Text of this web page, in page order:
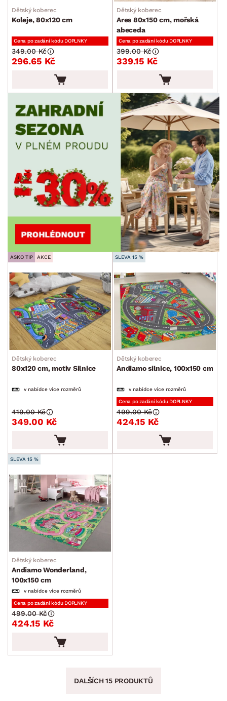
Dětský koberec
Koleje, 80x120 cm
Cena po zadání kódu DOPLNKY
296.65 Kč
349.00 Kč
Dětský koberec
Ares 80x150 cm, mořská
abeceda
Cena po zadání kódu DOPLNKY
339.15 Kč
399.00 Kč
ASKO TIP AKCE
Dětský koberec
80x120 cm, motiv Silnice
v nabídce více rozměrů
349.00 Kč
419.00 Kč
SLEVA 15 %
Dětský koberec
Andiamo silnice, 100x150 cm
v nabídce více rozměrů
Cena po zadání kódu DOPLNKY
424.15 Kč
499.00 Kč
SLEVA 15 %
Dětský koberec
Andiamo Wonderland,
100x150 cm
v nabídce více rozměrů
Cena po zadání kódu DOPLNKY
424.15 Kč
499.00 Kč
DALŠÍCH 15 PRODUKTŮ